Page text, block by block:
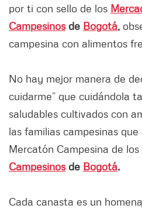
por ti con sello de los
Campesinosde Bogotá,
campesina con alimentos
No hay mejor manera de
cuidarme” que cuidándola
saludables cultivados con
las familias campesinas
Mercatón Campesina de los
Campesinosde Bogotá.
Cada canasta es un